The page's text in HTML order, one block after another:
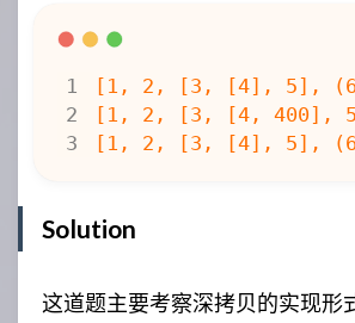
Solution
这道题主要考察深拷贝的实现形